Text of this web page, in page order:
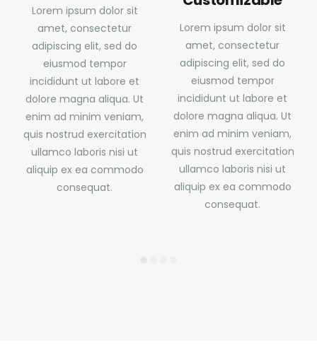
Lorem ipsum dolor sit
amet, consectetur
adipiscing elit, sed do
eiusmod tempor
incididunt ut labore et
dolore magna aliqua. Ut
enim ad minim veniam,
quis nostrud exercitation
ullamco laboris nisi ut
aliquip ex ea commodo
consequat.
Lorem ipsum dolor sit
amet, consectetur
adipiscing elit, sed do
eiusmod tempor
incididunt ut labore et
dolore magna aliqua. Ut
enim ad minim veniam,
quis nostrud exercitation
ullamco laboris nisi ut
aliquip ex ea commodo
consequat.